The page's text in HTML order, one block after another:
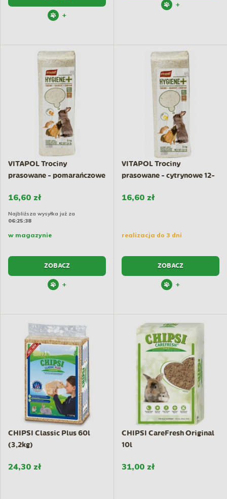
+
+
VITAPOL Trociny
prasowane - pomarańczowe
16,60 zł
Najbliższa wysyłka już za
06:25:38
w magazynie
ZOBACZ
+
VITAPOL Trociny
prasowane - cytrynowe 12-
16,60 zł
realizacja do 3 dni
ZOBACZ
+
CHIPSI Classic Plus 60l
(3,2kg)
24,30 zł
CHIPSI CareFresh Original
10l
31,00 zł